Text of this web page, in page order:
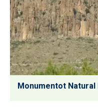
Monumentot